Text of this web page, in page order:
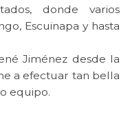
donde varios
Escuinapa y hasta
Jiménez desde la
a efectuar tan bella
equipo.